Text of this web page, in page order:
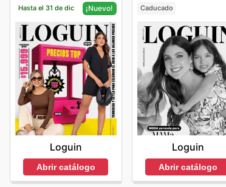
Hasta el 31 de dic ¡Nuevo!
Loguin
Abrir catálogo
Caducado
Loguin
Abrir catálogo